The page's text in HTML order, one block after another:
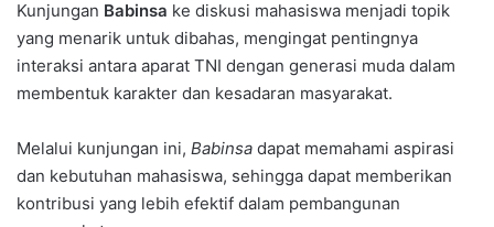
Kunjungan Babinsa ke diskusi mahasiswa menjadi topik
yang menarik untuk dibahas, mengingat pentingnya
interaksi antara aparat TNI dengan generasi muda dalam
membentuk karakter dan kesadaran masyarakat.
Melalui kunjungan ini, Babinsa dapat memahami aspirasi
dan kebutuhan mahasiswa, sehingga dapat memberikan
kontribusi yang lebih efektif dalam pembangunan